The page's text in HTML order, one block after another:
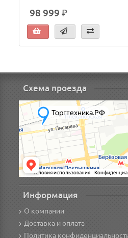
98 999 ₽
Схема проезда
Информация
О компании
Доставка и оплата
Политика